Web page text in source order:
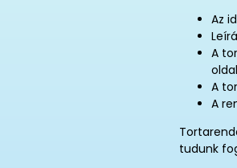
Az
A
A
A
tudunk